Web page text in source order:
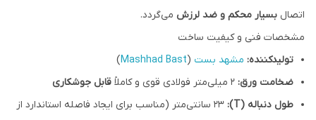
اتصال بسیار محکم و ضد لرزش می‌گردد.
مشخصات فنی و کیفیت ساخت
تولیدکننده: مشهد بست (
Mashhad Bast
)
ضخامت ورق:
قابل جوشکاری
طول دنباله (T):
۲۳ سانتی‌متر (مناسب برای ایجاد فاصله استاندارد از